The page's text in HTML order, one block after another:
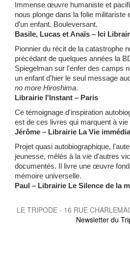
Immense œuvre humaniste et
nous plonge dans la folie militariste
d'un enfant. Bouleversant.
Basile, Lucas et Anaïs – Ici
Pionnier du récit de la catastrophe
précédant de quelques années la
Spiegelman sur l'enfer des camps
un enfant d'hier le seul message
no more Hiroshima.
Librairie l'Instant – Paris
Ce témoignage d'inspiration
est de ces livres qui marquent à
Jérôme – Librairie La Vie
Projet quasi autobiographique,
jeunesse, mêlés à la vie d'autres
documentés. Il livre une œuvre
mémoire universelle.
Paul – Librairie Le Silence de la
LE TRIPODE - 16 RUE
Newsletter du